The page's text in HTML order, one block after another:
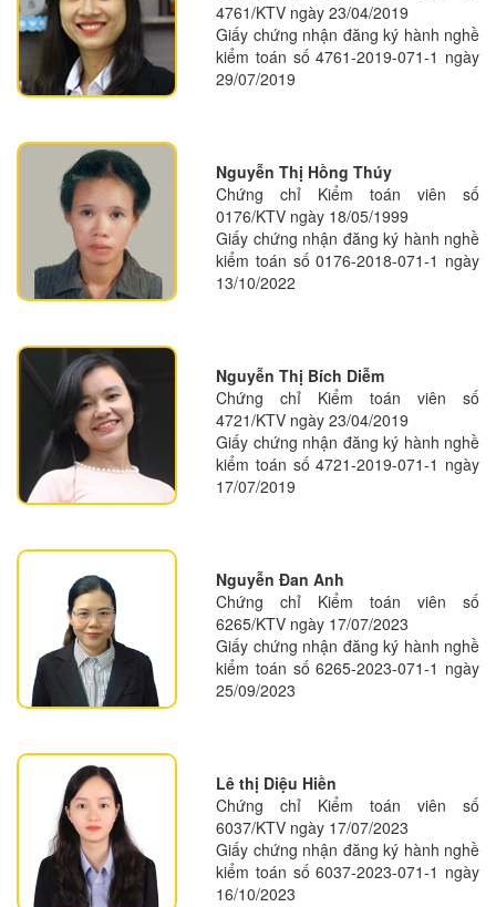
4761/KTV ngày 23/04/2019
Giấy chứng nhận đăng ký hành nghề
kiểm toán số 4761-2019-071-1 ngày
29/07/2019
Nguyễn Thị Hồng Thúy
Chứng chỉ Kiểm toán viên số
0176/KTV ngày 18/05/1999
Giấy chứng nhận đăng ký hành nghề
kiểm toán số 0176-2018-071-1 ngày
13/10/2022
Nguyễn Thị Bích Diễm
Chứng chỉ Kiểm toán viên số
4721/KTV ngày 23/04/2019
Giấy chứng nhận đăng ký hành nghề
kiểm toán số 4721-2019-071-1 ngày
17/07/2019
Nguyễn Đan Anh
Chứng chỉ Kiểm toán viên số
6265/KTV ngày 17/07/2023
Giấy chứng nhận đăng ký hành nghề
kiểm toán số 6265-2023-071-1 ngày
25/09/2023
Lê thị Diệu Hiền
Chứng chỉ Kiểm toán viên số
6037/KTV ngày 17/07/2023
Giấy chứng nhận đăng ký hành nghề
kiểm toán số 6037-2023-071-1 ngày
16/10/2023